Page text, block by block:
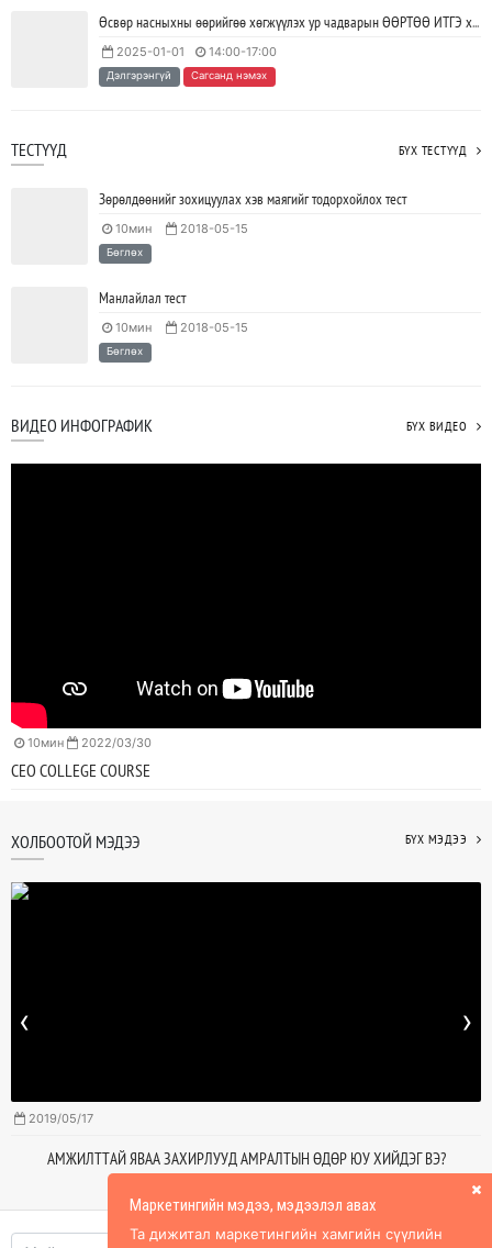
2023/04/25 SHARE Өсвөр насныхны өөрийгөө хөгжүүлэх ур чадварын ӨӨРТӨӨ ИТГЭ хөтөлбөр
2025-01-01 14:00-17:00
Дэлгэрэнгүй Сагсанд нэмэх
ТЕСТҮҮД БҮХ ТЕСТҮҮД
Зөрөлдөөнийг зохицуулах хэв маягийг тодорхойлох тест
10мин 2018-05-15
Бөглөх
Манлайлал тест
10мин 2018-05-15
Бөглөх
ВИДЕО ИНФОГРАФИК БҮХ ВИДЕО
10мин 2022/03/30
CEO COLLEGE COURSE
ХОЛБООТОЙ МЭДЭЭ БҮХ МЭДЭЭ
2019/05/17
АМЖИЛТТАЙ ЯВАА ЗАХИРЛУУД АМРАЛТЫН ӨДӨР ЮУ ХИЙДЭГ ВЭ?
‹ ›
Маркетингийн мэдээ, мэдээлэл авах
Та дижитал маркетингийн хамгийн сүүлийн